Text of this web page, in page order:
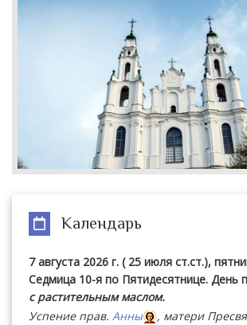
Календарь
7 августа 2026 г. ( 25 июля ст.ст.),
Седмица 10-я по Пятидесятнице. День
с растительным маслом.
Успение прав. Анны
, матери